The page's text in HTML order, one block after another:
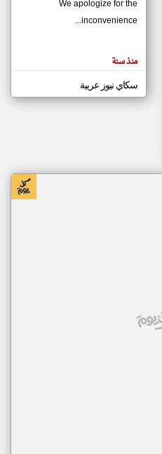
مصادر الأخبار من موريتانيا
اخبار موريتانيا على مدار الساعة
اخبار موريتانيا العاجلة والمباشرة
We apologize for the
inconvenience...
منذ سنة
سكاي نيوز عربية
klyoum.com